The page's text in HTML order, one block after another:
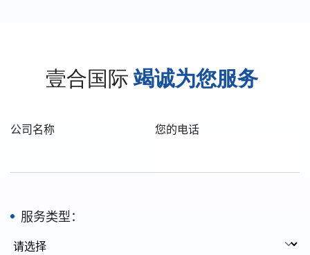
壹合国际 竭诚为您服务
公司名称 您的电话
服务类型：